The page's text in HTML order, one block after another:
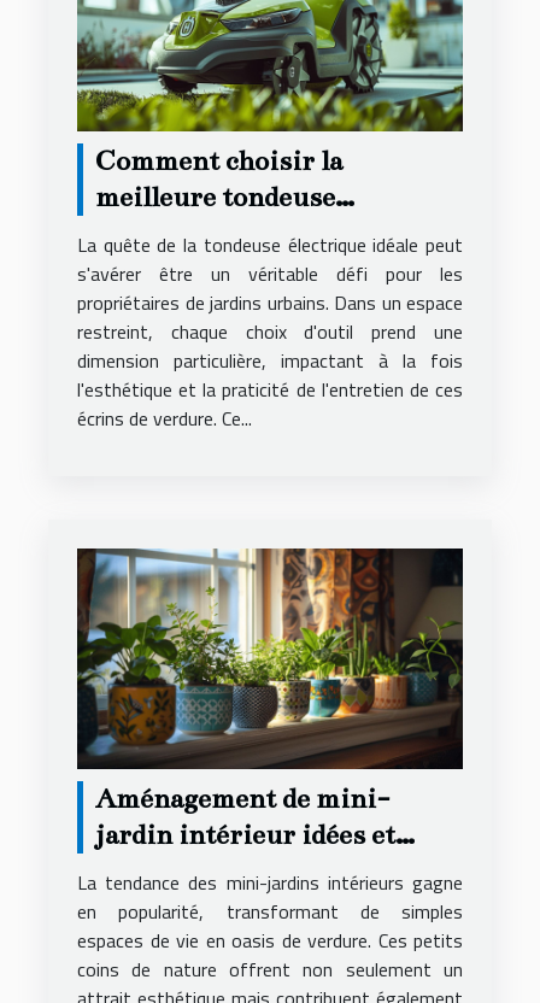
Comment choisir la
meilleure tondeuse
électrique pour petits jardins
urbains
La quête de la tondeuse électrique idéale peut
s'avérer être un véritable défi pour les
propriétaires de jardins urbains. Dans un espace
restreint, chaque choix d'outil prend une
dimension particulière, impactant à la fois
l'esthétique et la praticité de l'entretien de ces
écrins de verdure. Ce...
Aménagement de mini-
jardin intérieur idées et
conseils pratiques
La tendance des mini-jardins intérieurs gagne
en popularité, transformant de simples
espaces de vie en oasis de verdure. Ces petits
coins de nature offrent non seulement un